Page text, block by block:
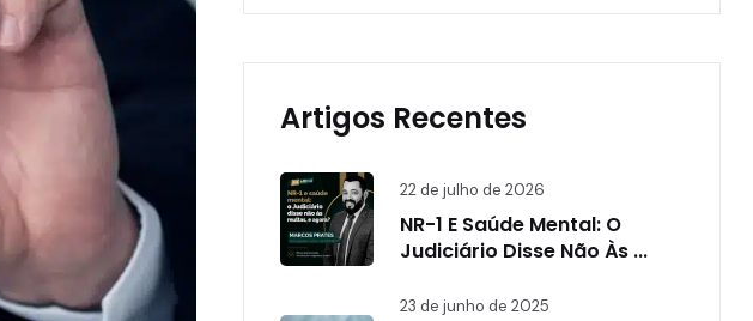
Artigos Recentes
22 de julho de 2026
NR-1 E Saúde Mental: O
Judiciário Disse Não Às ...
23 de junho de 2025